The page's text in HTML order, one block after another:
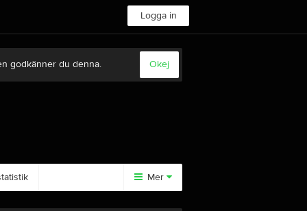
Logga in
godkänner du denna. Okej
Mer